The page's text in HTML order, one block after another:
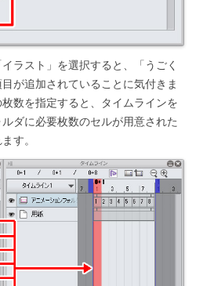
ラスト」を選択すると、「うごく
が追加されていることに気付きま
数を指定すると、タイムラインを
ダに必要枚数のセルが用意された
す。